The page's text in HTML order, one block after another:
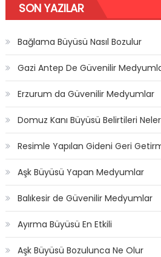
SON YAZILAR
Bağlama Büyüsü Nasıl Bozulur
Gazi Antep De Güvenilir
Erzurum da Güvenilir Medyumlar
Domuz Kanı Büyüsü Belirtileri
Resimle Yapılan Gideni Geri
Aşk Büyüsü Yapan Medyumlar
Balıkesir de Güvenilir Medyumlar
Ayırma Büyüsü En Etkili
Aşk Büyüsü Bozulunca Ne Olur